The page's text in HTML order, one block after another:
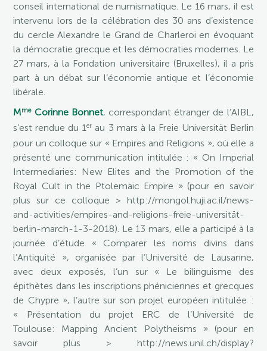
conseil international de numismatique. Le 16 mars, il est
intervenu lors de la célébration des 30 ans d’existence
du cercle Alexandre le Grand de Charleroi en évoquant
la démocratie grecque et les démocraties modernes. Le
27 mars, à la Fondation universitaire (Bruxelles), il a pris
part à un débat sur l’économie antique et l’économie
libérale.
MmeCorinne Bonnet, correspondant étranger de l’AIBL,
s’est rendue du 1er au 3 mars à la Freie Universität Berlin
pour un colloque sur « Empires and Religions », où elle a
présenté une communication intitulée : « On Imperial
Intermediaries: New Elites and the Promotion of the
Royal Cult in the Ptolemaic Empire » (pour en savoir
plus sur ce colloque > http://mongol.huji.ac.il/news-
and-activities/empires-and-religions-freie-universität-
berlin-march-1-3-2018). Le 13 mars, elle a participé à la
journée d’étude « Comparer les noms divins dans
l’Antiquité », organisée par l’Université de Lausanne,
avec deux exposés, l’un sur « Le bilinguisme des
épithètes dans les inscriptions phéniciennes et grecques
de Chypre », l’autre sur son projet européen intitulée :
« Présentation du projet ERC de l’Université de
Toulouse: Mapping Ancient Polytheisms » (pour en
savoir plus > http://news.unil.ch/display?